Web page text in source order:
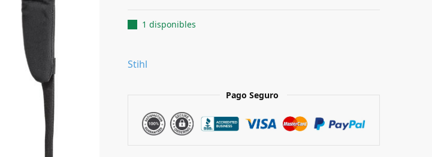
1 disponibles
Stihl
Pago Seguro